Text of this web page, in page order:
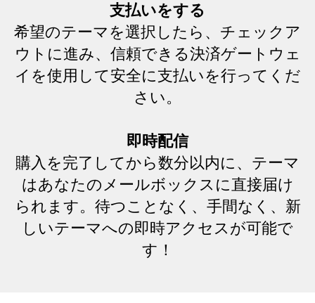
支払いをする
希望のテーマを選択したら、チェックア
ウトに進み、信頼できる決済ゲートウェ
イを使用して安全に支払いを行ってくだ
さい。
即時配信
購入を完了してから数分以内に、テーマ
はあなたのメールボックスに直接届け
られます。待つことなく、手間なく、新
しいテーマへの即時アクセスが可能で
す！